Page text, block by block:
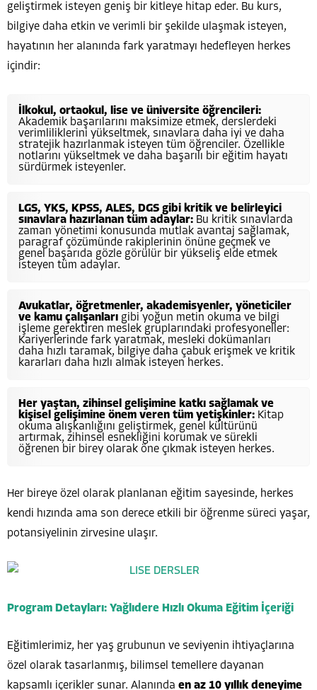
geliştirmek isteyen geniş bir kitleye hitap eder. Bu kurs,
bilgiye daha etkin ve verimli bir şekilde ulaşmak isteyen,
hayatının her alanında fark yaratmayı hedefleyen herkes
içindir:
İlkokul, ortaokul, lise ve üniversite öğrencileri:
Akademik başarılarını maksimize etmek, derslerdeki
verimliliklerini yükseltmek, sınavlara daha iyi ve daha
stratejik hazırlanmak isteyen tüm öğrenciler. Özellikle
notlarını yükseltmek ve daha başarılı bir eğitim hayatı
sürdürmek isteyenler.
LGS, YKS, KPSS, ALES, DGS gibi kritik ve belirleyici
sınavlara hazırlanan tüm adaylar: Bu kritik sınavlarda
zaman yönetimi konusunda mutlak avantaj sağlamak,
paragraf çözümünde rakiplerinin önüne geçmek ve
genel başarıda gözle görülür bir yükseliş elde etmek
isteyen tüm adaylar.
Avukatlar, öğretmenler, akademisyenler, yöneticiler
ve kamu çalışanları gibi yoğun metin okuma ve bilgi
işleme gerektiren meslek gruplarındaki profesyoneller:
Kariyerlerinde fark yaratmak, mesleki dokümanları
daha hızlı taramak, bilgiye daha çabuk erişmek ve kritik
kararları daha hızlı almak isteyen herkes.
Her yaştan, zihinsel gelişimine katkı sağlamak ve
kişisel gelişimine önem veren tüm yetişkinler: Kitap
okuma alışkanlığını geliştirmek, genel kültürünü
artırmak, zihinsel esnekliğini korumak ve sürekli
öğrenen bir birey olarak öne çıkmak isteyen herkes.
Her bireye özel olarak planlanan eğitim sayesinde, herkes
kendi hızında ama son derece etkili bir öğrenme süreci yaşar,
potansiyelinin zirvesine ulaşır.
Program Detayları: Yağlıdere Hızlı Okuma Eğitim İçeriği
Eğitimlerimiz, her yaş grubunun ve seviyenin ihtiyaçlarına
özel olarak tasarlanmış, bilimsel temellere dayanan
kapsamlı içerikler sunar. Alanında en az 10 yıllık deneyime